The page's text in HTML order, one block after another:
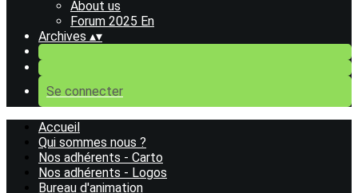
About us
Forum 2025 En
Archives ▴▾
Se connecter
Accueil
Qui sommes nous ?
Nos adhérents - Carto
Nos adhérents - Logos
Bureau d'animation